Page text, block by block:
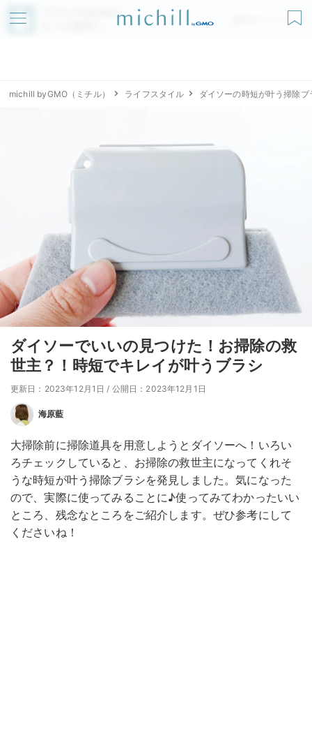
アプリでmichillが
無料ダウンロード
michill byGMO（ミチル） ライフスタイル ダイソーの時短が叶う掃除ブ
ダイソーでいいの見つけた！お掃除の救
世主？！時短でキレイが叶うブラシ
更新日：2023年12月1日 / 公開日：2023年12月1日
海原藍
大掃除前に掃除道具を用意しようとダイソーへ！いろい
ろチェックしていると、お掃除の救世主になってくれそ
うな時短が叶う掃除ブラシを発見しました。気になった
ので、実際に使ってみることに♪使ってみてわかったいい
ところ、残念なところをご紹介します。ぜひ参考にして
くださいね！